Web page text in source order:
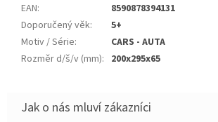
EAN:
8590878394131
Doporučený věk:
5+
Motiv / Série:
CARS - AUTA
Rozměr d/š/v (mm): 200x295x65